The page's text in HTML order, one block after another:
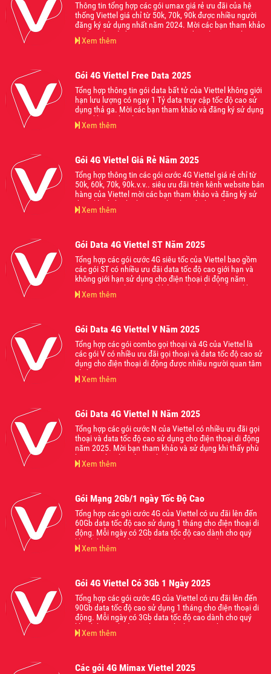
Thông tin tổng hợp các gói umax giá rẻ ưu đãi của hệ
thống Viettel giá chỉ từ 50k, 70k, 90k được nhiều người
đăng ký sử dụng nhất năm 2024. Mời các bạn tham khảo
và đăng ký sử dụng ngay gói cước đang làm mưa làm gió
trên thị trường hiện nay nhé.
Xem thêm
Gói 4G Viettel Free Data 2025
Tổng hợp thông tin gói data bất tử của Viettel không giới
hạn lưu lượng có ngay 1 Tỷ data truy cập tốc độ cao sử
dụng thả ga. Mời các bạn tham khảo và đăng ký sử dụng
ngay khi có nhu cầu.
Xem thêm
Gói 4G Viettel Giá Rẻ Năm 2025
Tổng hợp thông tin các gói cước 4G Viettel giá rẻ chỉ từ
50k, 60k, 70k, 90k.v.v.. siêu ưu đãi trên kênh website bán
hàng của Viettel mời các bạn tham khảo và đăng ký sử
dụng khi thấy phù hợp với nhu cầu của bạn nhé.
Xem thêm
Gói Data 4G Viettel ST Năm 2025
Tổng hợp các gói cước 4G siêu tốc của Viettel bao gồm
các gói ST có nhiều ưu đãi data tốc độ cao giới hạn và
không giới hạn sử dụng cho điện thoại di động năm
2025. Mời các bạn tham khảo và đăng ký sử dụng khi
thấy phù hợp với nhu cầu của mình nhé.
Xem thêm
Gói Data 4G Viettel V Năm 2025
Tổng hợp các gói combo gọi thoại và 4G của Viettel là
các gói V có nhiều ưu đãi gọi thoại và data tốc độ cao sử
dụng cho điện thoại di động được nhiều người quan tâm
nhất năm 2025.
Xem thêm
Gói Data 4G Viettel N Năm 2025
Tổng hợp các gói cước N của Viettel có nhiều ưu đãi gọi
thoại và data tốc độ cao sử dụng cho điện thoại di động
năm 2025. Mời bạn tham khảo và sử dụng khi thấy phù
hợp với nhu cầu của mình nhé
Xem thêm
Gói Mạng 2Gb/1 ngày Tốc Độ Cao
Tổng hợp các gói cước 4G của Viettel có ưu đãi lên đến
60Gb data tốc độ cao sử dụng 1 tháng cho điện thoại di
động. Mỗi ngày có 2Gb data tốc độ cao dành cho quý
khách hàng thoải mái lướt web chơi game hoặc truy cập
các nền tảng ứng dụng mạng xã hội hot nhất hiện nay
Xem thêm
Gói 4G Viettel Có 3Gb 1 Ngày 2025
Tổng hợp các gói cước 4G của Viettel có ưu đãi lên đến
90Gb data tốc độ cao sử dụng 1 tháng cho điện thoại di
động. Mỗi ngày có 3Gb data tốc độ cao dành cho quý
khách hàng thoải mái lướt web chơi game hoặc truy cập
các nền tảng ứng dụng mạng xã hội hot nhất hiện nay
Xem thêm
Các gói 4G Mimax Viettel 2025